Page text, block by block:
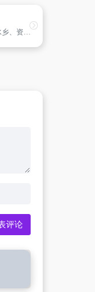
颍上县人民政府,这里是管子故里、皖北水乡、资源大县--安徽省阜阳市颍上县。颍上县人民政府网站为您提供本县政务动态、招投标信息、统计数据、政府信息公开等信息,设立书记信箱、县长信箱和咨询投诉等互动栏目。